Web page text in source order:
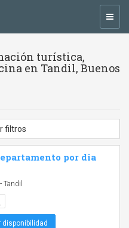
turística,
en Tandil, Buenos
filtros
por dia
Tandil
disponibilidad